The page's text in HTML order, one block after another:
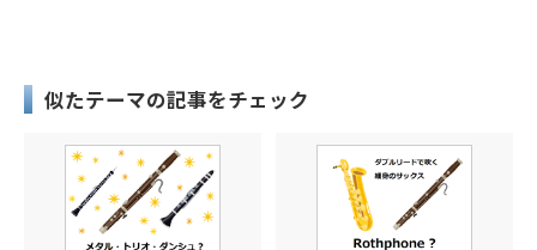
似たテーマの記事をチェック